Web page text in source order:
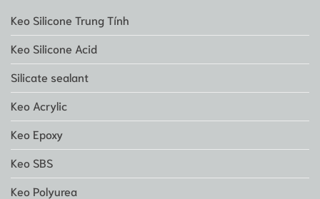
Keo Silicone Trung Tính
Keo Silicone Acid
Silicate sealant
Keo Acrylic
Keo Epoxy
Keo SBS
Keo Polyurea